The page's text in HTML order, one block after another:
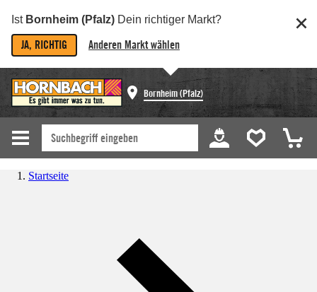
Ist Bornheim (Pfalz) Dein richtiger Markt?
JA, RICHTIG Anderen Markt wählen
Bornheim (Pfalz)
Startseite